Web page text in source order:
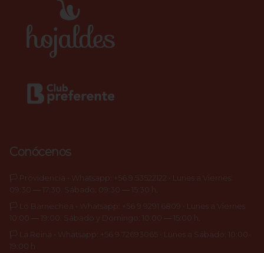
Conócenos
🏳️ Providencia • Whatsapp: +56 9 53522122 • Lunes a Viernes:
09:30 ― 17:30. Sábado: 09:30 ― 15:30 h.
🏳️ Lo Barnechea • Whatsapp: +56 9 9291 6809 • Lunes a Viernes
10:00 ― 19:00. Sábado y Domingo: 10:00 ― 15:00 h.
🏳️ La Reina • Whatsapp: +56 9 72693065 • Lunes a Sábado: 10:00-
19:00 h